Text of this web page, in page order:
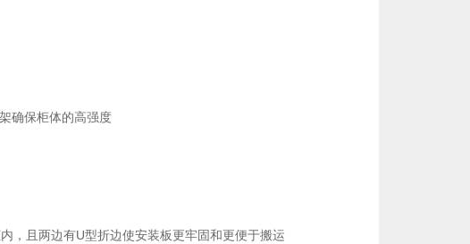
确保柜体的高强度
，且两边有U型折边使安装板更牢固和更便于搬运